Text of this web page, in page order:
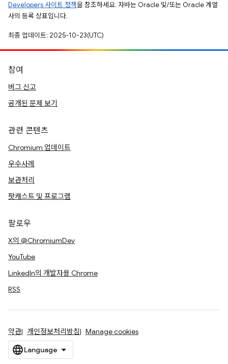
Developers 사이트 정책을 참조하세요. 자바는 Oracle 및/또는 Oracle 계열
사의 등록 상표입니다.
최종 업데이트: 2025-10-23(UTC)
참여
버그 신고
공개된 문제 보기
관련 콘텐츠
Chromium 업데이트
우수사례
보관처리
팟캐스트 및 프로그램
팔로우
X의 @ChromiumDev
YouTube
LinkedIn의 개발자용 Chrome
RSS
약관 개인정보처리방침 Manage cookies